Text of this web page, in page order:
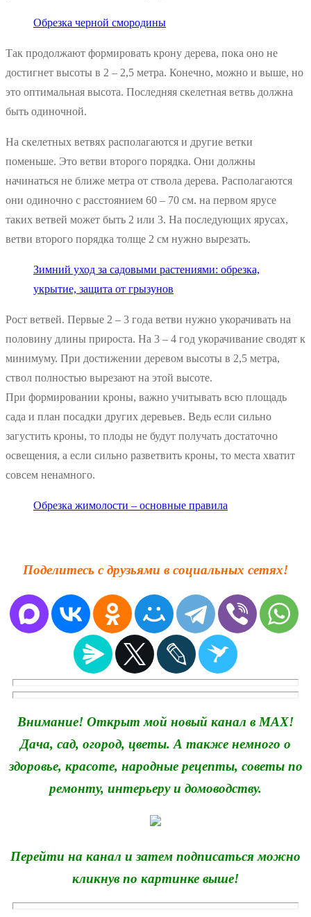
Обрезка черной смородины
Так продолжают формировать крону дерева, пока оно не
достигнет высоты в 2 – 2,5 метра. Конечно, можно и выше, но
это оптимальная высота. Последняя скелетная ветвь должна
быть одиночной.
На скелетных ветвях располагаются и другие ветки
поменьше. Это ветви второго порядка. Они должны
начинаться не ближе метра от ствола дерева. Располагаются
они одиночно с расстоянием 60 – 70 см. на первом ярусе
таких ветвей может быть 2 или 3. На последующих ярусах,
ветви второго порядка толще 2 см нужно вырезать.
Зимний уход за садовыми растениями: обрезка,
укрытие, защита от грызунов
Рост ветвей. Первые 2 – 3 года ветви нужно укорачивать на
половину длины прироста. На 3 – 4 год укорачивание сводят к
минимуму. При достижении деревом высоты в 2,5 метра,
ствол полностью вырезают на этой высоте.
При формировании кроны, важно учитывать всю площадь
сада и план посадки других деревьев. Ведь если сильно
загустить кроны, то плоды не будут получать достаточно
освещения, а если сильно разветвить кроны, то места хватит
совсем ненамного.
Обрезка жимолости – основные правила
Поделитесь с друзьями в социальных сетях!
Внимание! Открыт мой новый канал в MAX!
Дача, сад, огород, цветы. А также немного о
здоровье, красоте, народные рецепты, советы по
ремонту, интерьеру и домоводству.
Перейти на канал и затем подписаться можно
кликнув по картинке выше!